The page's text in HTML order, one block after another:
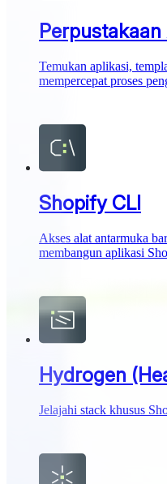
Temukan aplikasi,
mempercepat proses
Shopify CLI
Akses alat antarmuka
membangun aplikasi
Hydrogen
Jelajahi stack khusus